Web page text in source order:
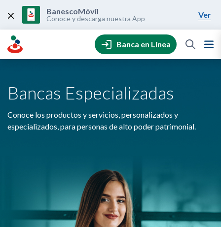
content
BanescoMóvil
Conoce y descarga nuestra App Ver
Banca en Línea
Bancas Especializadas
Conoce los productos y servicios, personalizados y
especializados, para personas de alto poder patrimonial.